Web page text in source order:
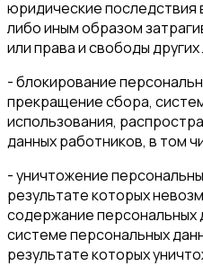
юридические последствия
либо иным образом
или права и свободы других
- блокирование
прекращение сбора,
использования,
данных работников, в том
- уничтожение
результате которых
содержание
системе персональных
результате которых